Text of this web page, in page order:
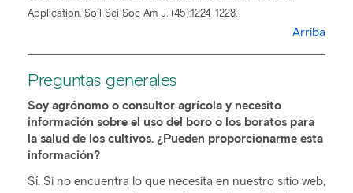
Application. Soil Sci Soc Am J. (45):1224-1228.
Arriba
Preguntas generales
Soy agrónomo o consultor agrícola y necesito
información sobre el uso del boro o los boratos para
la salud de los cultivos. ¿Pueden proporcionarme esta
información?
Sí. Si no encuentra lo que necesita en nuestro sitio web,